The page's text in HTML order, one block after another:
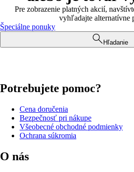
Pre zobrazenie platných akcií,
vyhľadajte alternatívne
Špeciálne ponuky
Hľadanie
Potrebujete pomoc?
Cena doručenia
Bezpečnosť pri nákupe
Všeobecné obchodné podmienky
Ochrana súkromia
O nás